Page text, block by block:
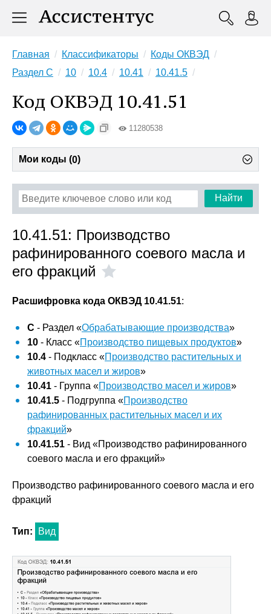
Главная Классификаторы
Коды ОКВЭД
Раздел C
10 10.4 10.41 10.41.5
Код ОКВЭД 10.41.51
11280538
Мои коды (0)
Найти
10.41.51: Производство
рафинированного соевого масла и
его фракций
Расшифровка кода ОКВЭД 10.41.51:
C - Раздел «Обрабатывающие производства»
10 - Класс «Производство пищевых продуктов»
10.4 - Подкласс «Производство растительных и
животных масел и жиров»
10.41 - Группа «Производство масел и жиров»
10.41.5 - Подгруппа «Производство
рафинированных растительных масел и их
фракций»
10.41.51 - Вид «Производство рафинированного
соевого масла и его фракций»
Производство рафинированного соевого масла и его
фракций
Тип: Вид